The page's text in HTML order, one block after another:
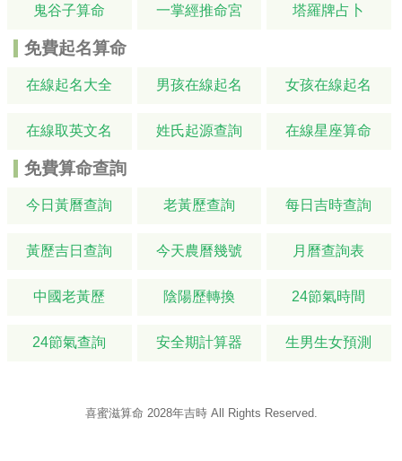
鬼谷子算命 一掌經推命宮 塔羅牌占卜
免費起名算命
在線起名大全 男孩在線起名 女孩在線起名
在線取英文名 姓氏起源查詢 在線星座算命
免費算命查詢
今日黃曆查詢 老黃歷查詢 每日吉時查詢
黃歷吉日查詢 今天農曆幾號 月曆查詢表
中國老黃歷 陰陽歷轉換 24節氣時間
24節氣查詢 安全期計算器 生男生女預測
喜蜜滋算命 2028年吉時All Rights Reserved.